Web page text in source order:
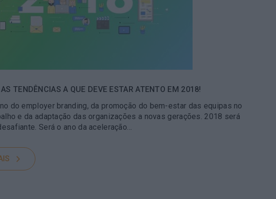
TENDÊNCIAS A QUE DEVE ESTAR ATENTO EM 2018!
do employer branding, da promoção do bem-estar das equipas no
e da adaptação das organizações a novas gerações. 2018 será
Será o ano da aceleração…